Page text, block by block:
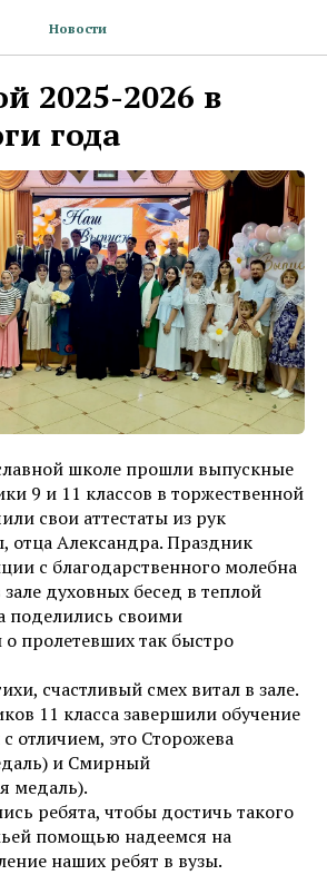
Новости
2025-2026 в
года
школе прошли выпускные
9 и 11 классов в торжественной
свои аттестаты из рук
отца Александра. Праздник
с благодарственного молебна
зале духовных бесед в теплой
поделились своими
пролетевших так быстро
счастливый смех витал в зале.
11 класса завершили обучение
отличием, это Сторожева
и Смирный
медаль).
ребята, чтобы достичь такого
помощью надеемся на
наших ребят в вузы.